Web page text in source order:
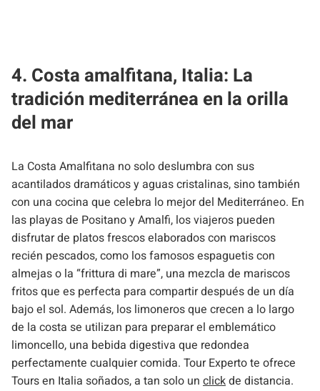
4. Costa amalfitana, Italia: La
tradición mediterránea en la orilla
del mar
La Costa Amalfitana no solo deslumbra con sus
acantilados dramáticos y aguas cristalinas, sino también
con una cocina que celebra lo mejor del Mediterráneo. En
las playas de Positano y Amalfi, los viajeros pueden
disfrutar de platos frescos elaborados con mariscos
recién pescados, como los famosos espaguetis con
almejas o la “frittura di mare”, una mezcla de mariscos
fritos que es perfecta para compartir después de un día
bajo el sol. Además, los limoneros que crecen a lo largo
de la costa se utilizan para preparar el emblemático
limoncello, una bebida digestiva que redondea
perfectamente cualquier comida. Tour Experto te ofrece
Tours en Italia soñados, a tan solo un clickde distancia.